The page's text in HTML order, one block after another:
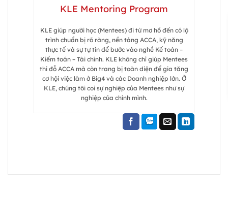
KLE Mentoring Program
KLE giúp người học (Mentees) đi từ mơ hồ đến có lộ
trình chuẩn bị rõ ràng, nền tảng ACCA, kỹ năng
thực tế và sự tự tin để bước vào nghề Kế toán –
Kiểm toán – Tài chính. KLE không chỉ giúp Mentees
thi đỗ ACCA mà còn trang bị toàn diện để gia tăng
cơ hội việc làm ở Big4 và các Doanh nghiệp lớn. Ở
KLE, chúng tôi coi sự nghiệp của Mentees như sự
nghiệp của chính mình.